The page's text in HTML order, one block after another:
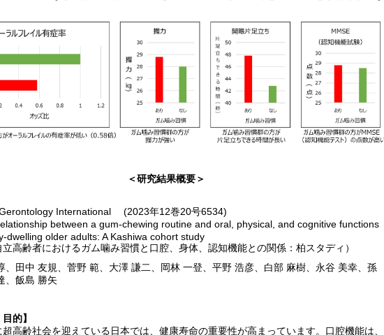
＜研究結果概要＞
International (2023年12巻20号6534)
between a gum-chewing routine and oral, physical, and cognitive functions
dwelling older adults: A Kashiwa cohort study
立高齢者におけるガム噛み習慣と口腔、身体、認知機能との関係：柏スタディ）
、田中 友規、菅野 範、大澤 謙二、岡林 一登、平野 浩彦、白部 麻樹、永谷 美幸、孫
、飯島 勝矢
的】
高齢社会を迎えている日本では、健康寿命の重要性が高まっています。口腔機能は、